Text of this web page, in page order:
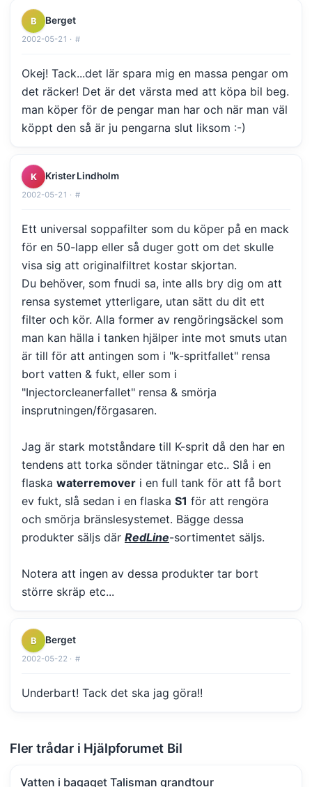
B Berget
2002-05-21 · #
Okej! Tack...det lär spara mig en massa pengar om
det räcker! Det är det värsta med att köpa bil beg.
man köper för de pengar man har och när man väl
köppt den så är ju pengarna slut liksom :-)
K Krister Lindholm
2002-05-21 · #
Ett universal soppafilter som du köper på en mack
för en 50-lapp eller så duger gott om det skulle
visa sig att originalfiltret kostar skjortan.
Du behöver, som fnudi sa, inte alls bry dig om att
rensa systemet ytterligare, utan sätt du dit ett
filter och kör. Alla former av rengöringsäckel som
man kan hälla i tanken hjälper inte mot smuts utan
är till för att antingen som i "k-spritfallet" rensa
bort vatten & fukt, eller som i
"Injectorcleanerfallet" rensa & smörja
insprutningen/förgasaren.
Jag är stark motståndare till K-sprit då den har en
tendens att torka sönder tätningar etc.. Slå i en
flaska waterremover i en full tank för att få bort
ev fukt, slå sedan i en flaska S1 för att rengöra
och smörja bränslesystemet. Bägge dessa
produkter säljs där RedLine-sortimentet säljs.
Notera att ingen av dessa produkter tar bort
större skräp etc...
B Berget
2002-05-22 · #
Underbart! Tack det ska jag göra!!
Fler trådar i Hjälpforumet Bil
Vatten i bagaget Talisman grandtour